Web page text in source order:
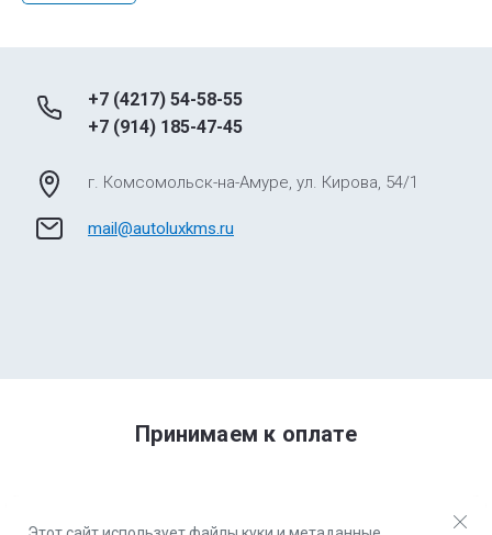
+7 (4217) 54-58-55
+7 (914) 185-47-45
г. Комсомольск-на-Амуре, ул. Кирова, 54/1
mail@autoluxkms.ru
Принимаем к оплате